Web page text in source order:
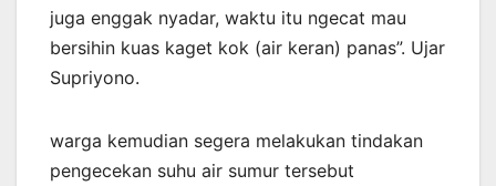
juga enggak nyadar, waktu itu ngecat mau
bersihin kuas kaget kok (air keran) panas”. Ujar
Supriyono.
warga kemudian segera melakukan tindakan
pengecekan suhu air sumur tersebut